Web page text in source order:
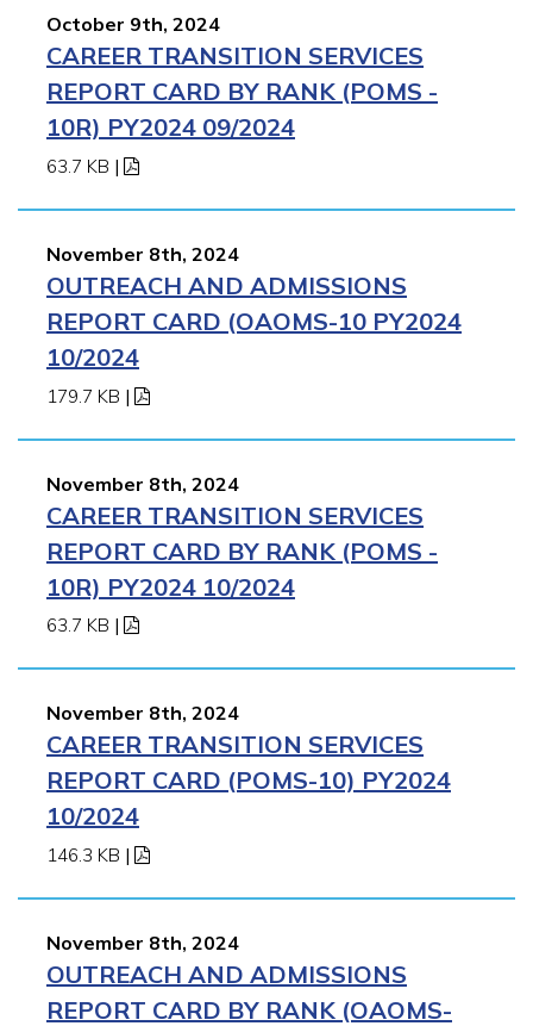
October 9th, 2024
CAREER TRANSITION SERVICES
REPORT CARD BY RANK (POMS -
10R) PY2024 09/2024
63.7 KB |
November 8th, 2024
OUTREACH AND ADMISSIONS
REPORT CARD (OAOMS-10 PY2024
10/2024
179.7 KB |
November 8th, 2024
CAREER TRANSITION SERVICES
REPORT CARD BY RANK (POMS -
10R) PY2024 10/2024
63.7 KB |
November 8th, 2024
CAREER TRANSITION SERVICES
REPORT CARD (POMS-10) PY2024
10/2024
146.3 KB |
November 8th, 2024
OUTREACH AND ADMISSIONS
REPORT CARD BY RANK (OAOMS-